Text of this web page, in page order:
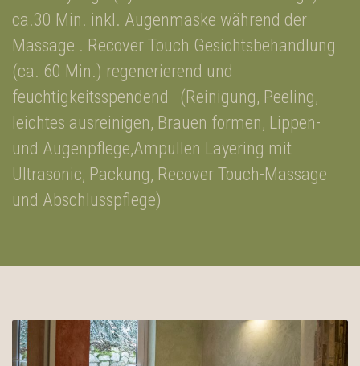
ca.30 Min. inkl. Augenmaske während der
Massage . Recover Touch Gesichtsbehandlung
(ca. 60 Min.) regenerierend und
feuchtigkeitsspendend (Reinigung, Peeling,
leichtes ausreinigen, Brauen formen, Lippen-
und Augenpflege,Ampullen Layering mit
Ultrasonic, Packung, Recover Touch-Massage
und Abschlusspflege)